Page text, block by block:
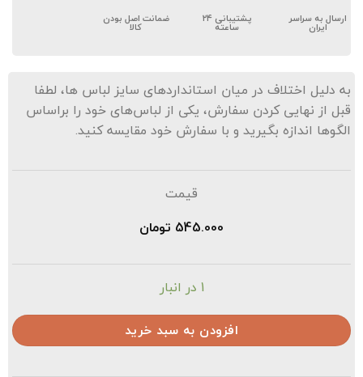
ارسال به سراسر
ایران
پشتیبانی ۲۴
ساعته
ضمانت اصل بودن
به دلیل اختلاف در میان استانداردهای سایز لباس ها، لطفا
قبل از نهایی کردن سفارش، یکی از لباس‌های خود را براساس
الگوها اندازه بگیرید و با سفارش خود مقایسه کنید.
قیمت
545.000تومان
افزودن به سبد خرید